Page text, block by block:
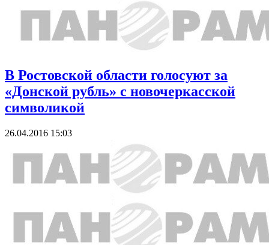
В Ростовской области голосуют за
«Донской рубль» с новочеркасской
символикой
26.04.2016 15:03